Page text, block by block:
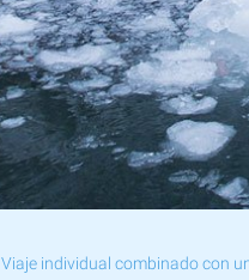
Viaje individual combinado con